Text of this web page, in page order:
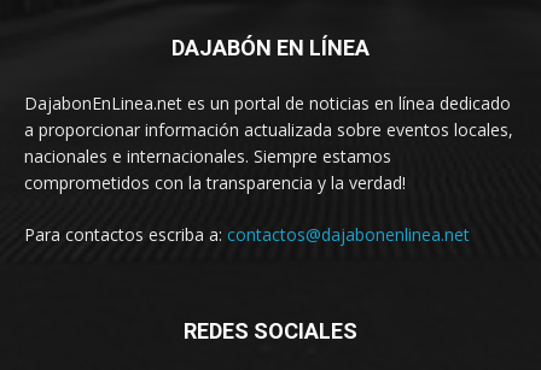
DAJABÓN EN LÍNEA
DajabonEnLinea.net es un portal de noticias en línea dedicado
a proporcionar información actualizada sobre eventos locales,
nacionales e internacionales. Siempre estamos
comprometidos con la transparencia y la verdad!
Para contactos escriba a: contactos@dajabonenlinea.net
REDES SOCIALES